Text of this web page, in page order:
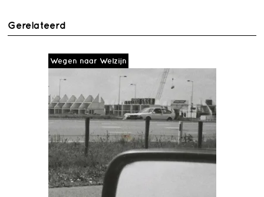
Gerelateerd
Wegen naar Welzijn